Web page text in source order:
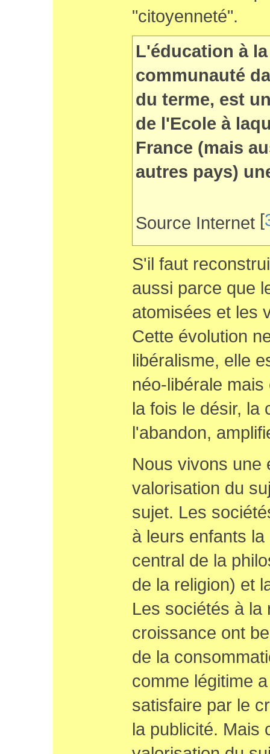
"citoyenneté".
L'éducation à
communauté
du terme, est
de l'Ecole à
France (mais
autres pays)
Source Internet [
S'il faut
aussi parce que
atomisées et les
Cette évolution
libéralisme, elle
néo-libérale
la fois le désir, la
l'abandon,
Nous vivons une
valorisation du
sujet. Les
à leurs enfants
central de la
de la religion) et
Les sociétés à la
croissance ont
de la
comme légitime
satisfaire par le
la publicité. Mais